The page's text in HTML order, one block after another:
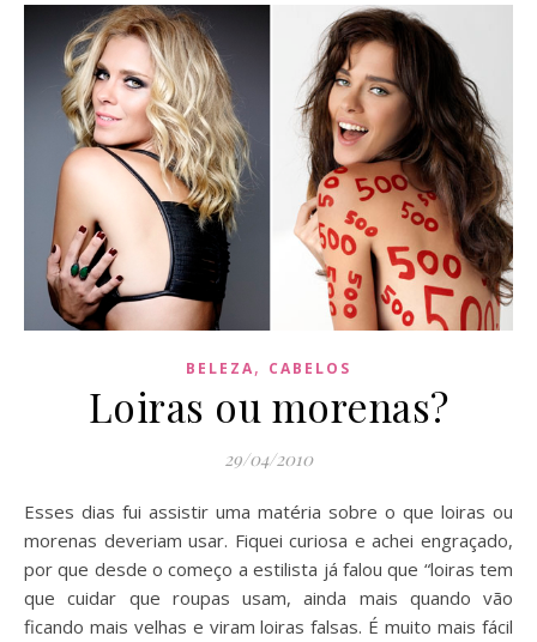
BELEZA, CABELOS
Loiras ou morenas?
29/04/2010
Esses dias fui assistir uma matéria sobre o que loiras ou
morenas deveriam usar. Fiquei curiosa e achei engraçado,
por que desde o começo a estilista já falou que “loiras tem
que cuidar que roupas usam, ainda mais quando vão
ficando mais velhas e viram loiras falsas. É muito mais fácil